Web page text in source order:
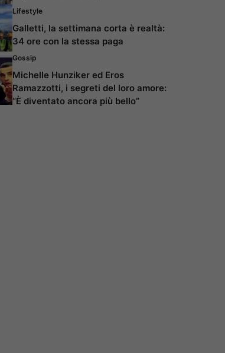
Lifestyle
Galletti, la settimana corta è realtà:
34 ore con la stessa paga
Gossip
Michelle Hunziker ed Eros
Ramazzotti, i segreti del loro amore:
“È diventato ancora più bello”